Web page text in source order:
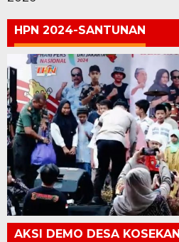
HPN 2024-SANTUNAN
AKSI DEMO DESA KOSEKAN